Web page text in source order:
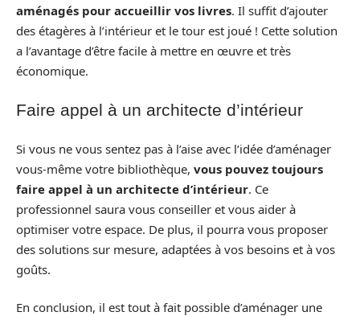
aménagés pour accueillir vos livres. Il suffit d’ajouter
des étagères à l’intérieur et le tour est joué ! Cette solution
a l’avantage d’être facile à mettre en œuvre et très
économique.
Faire appel à un architecte d’intérieur
Si vous ne vous sentez pas à l’aise avec l’idée d’aménager
vous-même votre bibliothèque, vous pouvez toujours
faire appel à un architecte d’intérieur. Ce
professionnel saura vous conseiller et vous aider à
optimiser votre espace. De plus, il pourra vous proposer
des solutions sur mesure, adaptées à vos besoins et à vos
goûts.
En conclusion, il est tout à fait possible d’aménager une